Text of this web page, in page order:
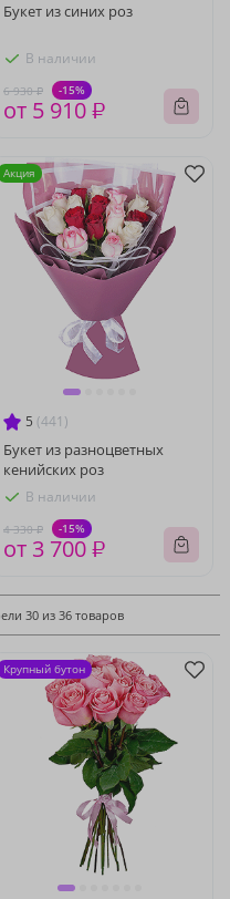
Букет из синих роз
В наличии
6 930 ₽ -15%
от 5 910 ₽
5 (441)
Букет из разноцветных
кенийских роз
В наличии
4 330 ₽ -15%
от 3 700 ₽
Акция
30 из 36 товаров
Крупный бутон